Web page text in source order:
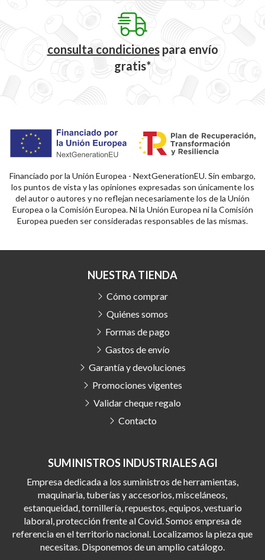
consulta condicionespara envío
gratis*
Financiado por la Unión Europea - NextGenerationEU. Sin embargo,
los puntos de vista y las opiniones expresadas son únicamente los
del autor o autores y no reflejan necesariamente los de la Unión
Europea o la Comisión Europea. Ni la Unión Europea ni la Comisión
Europea pueden ser consideradas responsables de las mismas.
SUMINISTROS INDUSTRIALES AGI
Empresa dedicada a los suministros de herramientas,
maquinaria, tuberías y accesorios, misceláneos,
estanqueidad, tornillería, repuestos, equipos, vestuario
laboral, protección frente al Covid. Somos empresa de
referencia en el territorio nacional. Localizamos la pieza que
necesitas. Disponemos de un amplio catálogo.
NUESTRA TIENDA
Cómo comprar
Quiénes somos
Formas de pago
Gastos de envío
Garantía y devoluciones
Promociones vigentes
Validar cheque regalo
Contacto